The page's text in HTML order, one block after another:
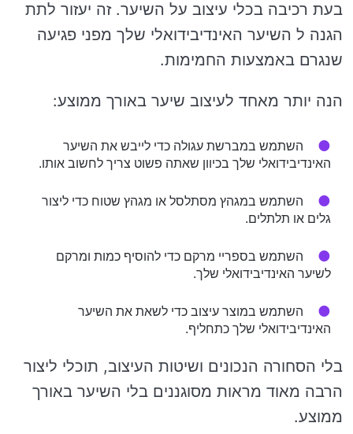
בעת רכיבה בכלי עיצוב על השיער. זה יעזור לתת
הגנה ל השיער האינדיבידואלי שלך מפני פגיעה
שנגרם באמצעות החמימות.
הנה יותר מאחד לעיצוב שיער באורך ממוצע:
השתמש במברשת עגולה כדי לייבש את השיער
האינדיבידואלי שלך בכיוון שאתה פשוט צריך לחשוב אותו.
השתמש במגהץ מסתלסל או מגהץ שטוח כדי ליצור
גלים או תלתלים.
השתמש בספריי מרקם כדי להוסיף כמות ומרקם
לשיער האינדיבידואלי שלך.
השתמש במוצר עיצוב כדי לשאת את השיער
האינדיבידואלי שלך כתחליף.
בלי הסחורה הנכונים ושיטות העיצוב, תוכלי ליצור
הרבה מאוד מראות מסוגננים בלי השיער באורך
ממוצע.